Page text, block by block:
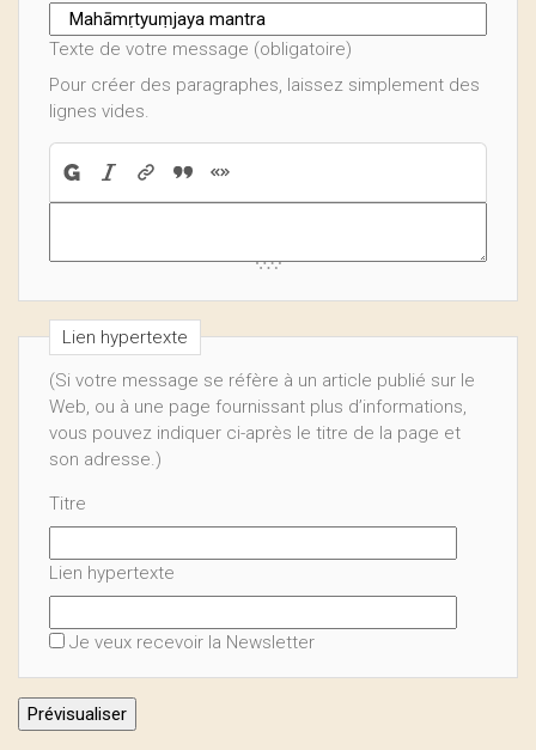
Texte de votre message (obligatoire)
Pour créer des paragraphes, laissez simplement des
lignes vides.
Lien hypertexte
(Si votre message se réfère à un article publié sur le
Web, ou à une page fournissant plus d’informations,
vous pouvez indiquer ci-après le titre de la page et
son adresse.)
Titre
Lien hypertexte
Je veux recevoir la Newsletter